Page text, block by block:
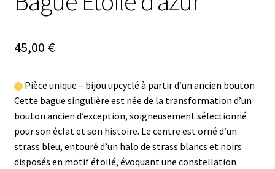
45,00 €
Pièce unique – bijou upcyclé à partir d’un ancien bouton
Cette bague singulière est née de la transformation d’un
bouton ancien d’exception, soigneusement sélectionné
pour son éclat et son histoire. Le centre est orné d’un
strass bleu, entouré d’un halo de strass blancs et noirs
disposés en motif étoilé, évoquant une constellation